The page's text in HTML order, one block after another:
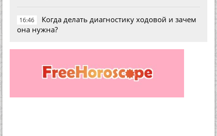
16:46
Когда делать диагностику ходовой и зачем
она нужна?